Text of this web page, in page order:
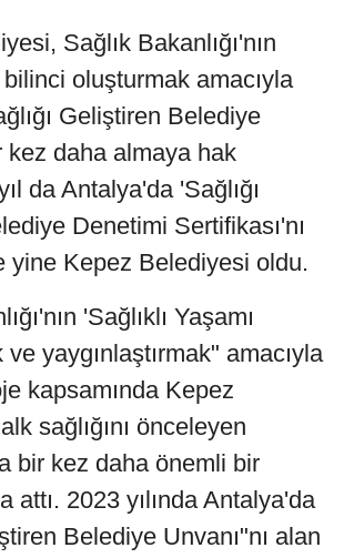
Sağlık Bakanlığı'nın
bilinci oluşturmak amacıyla
Geliştiren Belediye
kez daha almaya hak
da Antalya'da 'Sağlığı
Denetimi Sertifikası'nı
yine Kepez Belediyesi oldu.
'Sağlıklı Yaşamı
yaygınlaştırmak" amacıyla
kapsamında Kepez
sağlığını önceleyen
bir kez daha önemli bir
attı. 2023 yılında Antalya'da
Belediye Unvanı"nı alan